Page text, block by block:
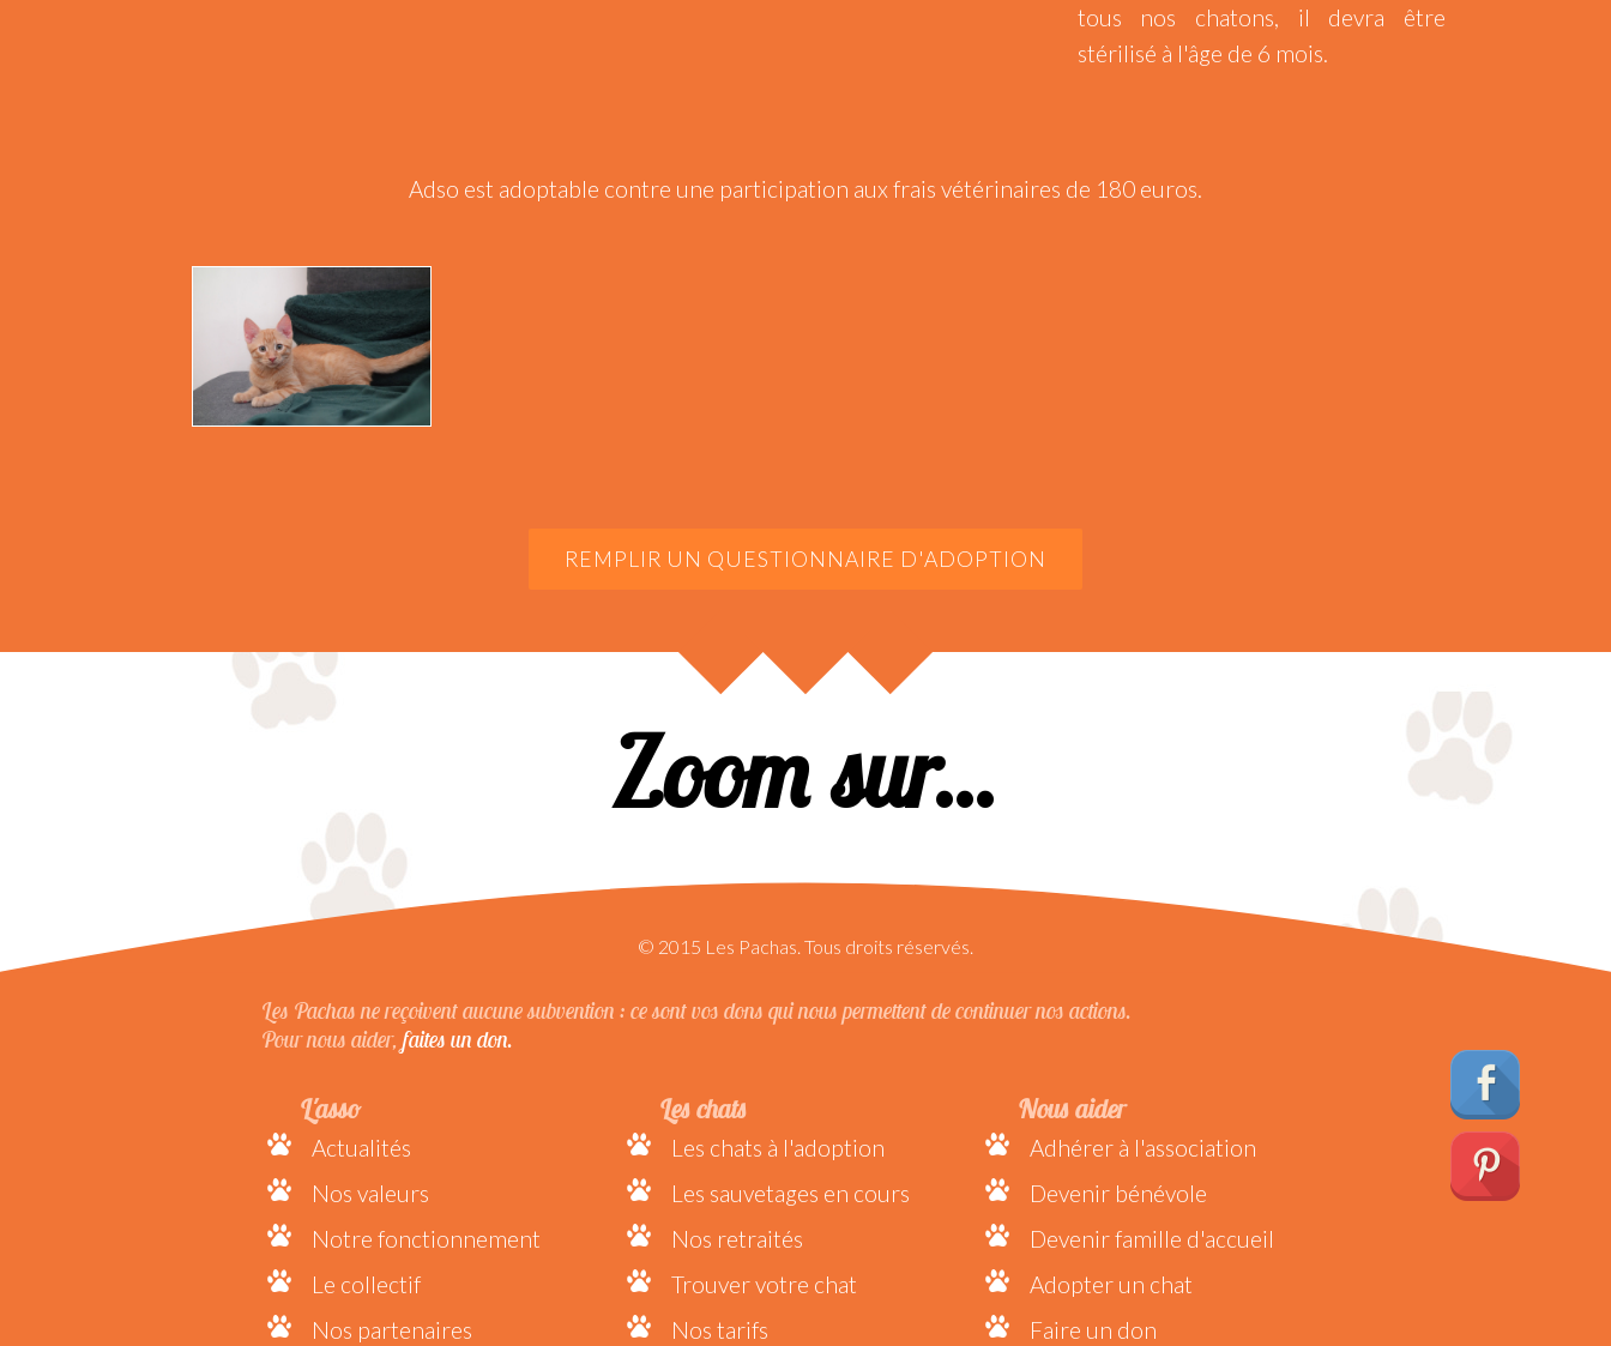
tous nos chatons, il devra être
stérilisé à l'âge de 6 mois.
Adso est adoptable contre une participation aux frais vétérinaires de 180 euros.
REMPLIR UN QUESTIONNAIRE D'ADOPTION
Zoom sur...
© 2015 Les Pachas. Tous droits réservés.
Les Pachas ne reçoivent aucune subvention : ce sont vos dons qui nous permettent de continuer nos actions.
Pour nous aider,faites un don.
L'asso
Actualités
Nos valeurs
Notre fonctionnement
Le collectif
Nos partenaires
Les chats
Les chats à l'adoption
Les sauvetages en cours
Nos retraités
Trouver votre chat
Nos tarifs
Nous aider
Adhérer à l'association
Devenir bénévole
Devenir famille d'accueil
Adopter un chat
Faire un don